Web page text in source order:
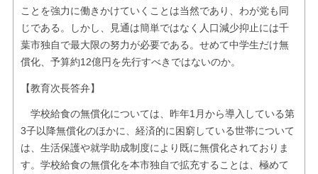
ことを強力に働きかけていくことは当然であり、わが党も同
じである。しかし、見通は簡単ではなく人口減少抑止には千
葉市独自で最大限の努力が必要である。せめて中学生だけ無
償化、予算約12億円を先行すべきではないのか。
【教育次長答弁】
学校給食の無償化については、昨年1月から導入している第
3子以降無償化のほかに、経済的に困窮している世帯について
は、生活保護や就学助成制度により既に無償化されておりま
す。学校給食の無償化を本市独自で拡充することは、極めて